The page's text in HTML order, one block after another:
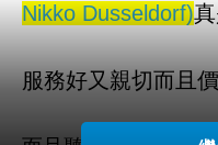
Nikko Dusseldorf)
服務好又親切而且